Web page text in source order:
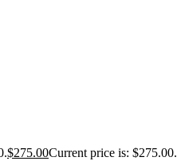
$275.00Current price is: $275.00.